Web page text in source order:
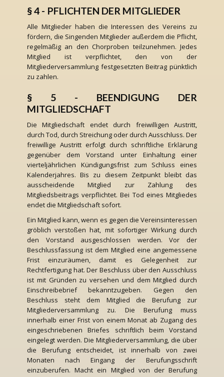
§ 4 - PFLICHTEN DER MITGLIEDER
Alle Mitglieder haben die Interessen des Vereins zu
fördern, die Singenden Mitglieder außerdem die Pflicht,
regelmäßig an den Chorproben teilzunehmen. Jedes
Mitglied ist verpflichtet, den von der
Mitgliederversammlung festgesetzten Beitrag pünktlich
zu zahlen.
§ 5 - BEENDIGUNG DER
MITGLIEDSCHAFT
Die Mitgliedschaft endet durch freiwilligen Austritt,
durch Tod, durch Streichung oder durch Ausschluss. Der
freiwillige Austritt erfolgt durch schriftliche Erklärung
gegenüber dem Vorstand unter Einhaltung einer
vierteljährlichen Kündigungsfrist zum Schluss eines
Kalenderjahres. Bis zu diesem Zeitpunkt bleibt das
ausscheidende Mitglied zur Zahlung des
Mitgliedsbeitrags verpflichtet. Bei Tod eines Mitgliedes
endet die Mitgliedschaft sofort.
Ein Mitglied kann, wenn es gegen die Vereinsinteressen
gröblich verstoßen hat, mit sofortiger Wirkung durch
den Vorstand ausgeschlossen werden. Vor der
Beschlussfassung ist dem Mitglied eine angemessene
Frist einzuräumen, damit es Gelegenheit zur
Rechtfertigung hat. Der Beschluss über den Ausschluss
ist mit Gründen zu versehen und dem Mitglied durch
Einschreibebrief bekanntzugeben. Gegen den
Beschluss steht dem Mitglied die Berufung zur
Mitgliederversammlung zu. Die Berufung muss
innerhalb einer Frist von einem Monat ab Zugang des
eingeschriebenen Briefes schriftlich beim Vorstand
eingelegt werden. Die Mitgliederversammlung, die über
die Berufung entscheidet, ist innerhalb von zwei
Monaten nach Eingang der Berufungsschrift
einzuberufen. Macht ein Mitglied von der Berufung